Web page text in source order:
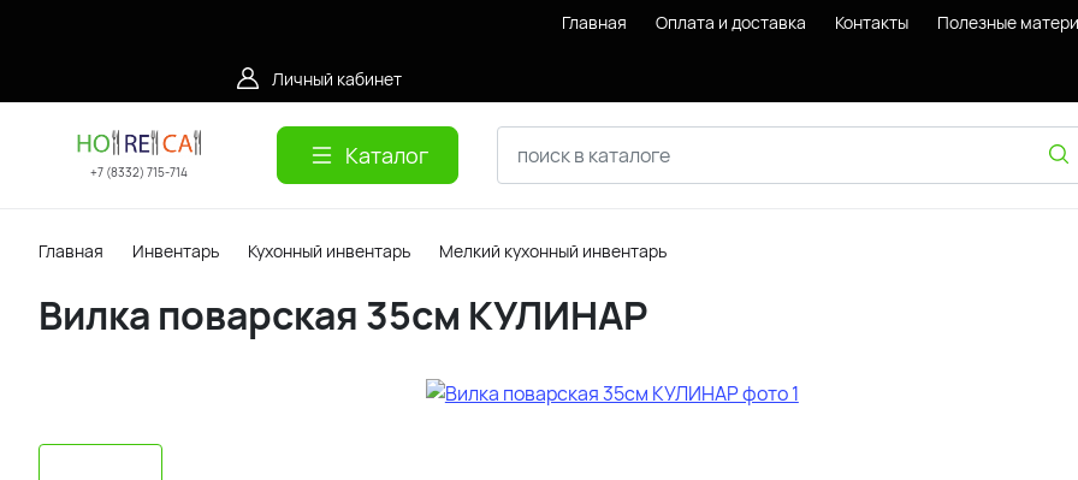
Главная Оплата и доставка Контакты Полезные
Личный кабинет
+7 (8332) 715-714
Каталог
Главная Инвентарь Кухонный инвентарь Мелкий кухонный инвентарь
Вилка поварская 35см КУЛИНАР